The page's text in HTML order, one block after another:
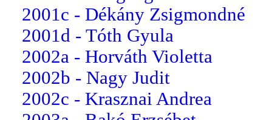
2001c - Dékány Zsigmondné
2001d - Tóth Gyula
2002a - Horváth Violetta
2002b - Nagy Judit
2002c - Krasznai Andrea